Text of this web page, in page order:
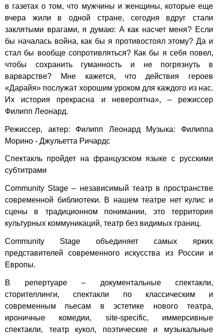
в газетах о том, что мужчины и женщины, которые еще
вчера жили в одной стране, сегодня вдруг стали
заклятыми врагами, я думаю: А как насчет меня? Если
бы началась война, как бы я противостоял этому? Да и
стал бы вообще сопротивляться? Как бы я себя повел,
чтобы сохранить гуманность и не погрязнуть в
варварстве? Мне кажется, что действия героев
«Дарайя» послужат хорошим уроком для каждого из нас.
Их история прекрасна и невероятна», – режиссер
Филипп Леонард.
Режиссер, актер: Филипп Леонард Музыка: Филиппа
Морино - Джульетта Ричардс
Спектакль пройдет на французском языке с русскими
субтитрами
Community Stage – независимый театр в пространстве
современной библиотеки. В нашем театре нет кулис и
сцены в традиционном понимании, это территория
культурных коммуникаций, театр без видимых границ.
Community Stage объединяет самых ярких
представителей современного искусства из России и
Европы.
В репертуаре – документальные спектакли,
сторителлинги, спектакли по классическим и
современным пьесам в эстетике нового театра,
ироничные комедии, site-specific, иммерсивные
спектакли, театр кукол, поэтические и музыкальные